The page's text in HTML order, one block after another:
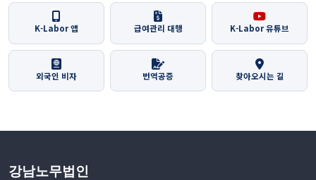
K-Labor 앱 급여관리 대행 K-Labor 유튜브
외국인 비자 번역공증 찾아오시는 길
강남노무법인